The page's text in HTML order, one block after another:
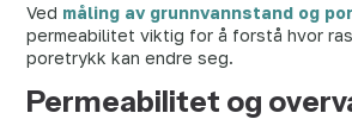
Ved måling av grunnvannstand og
permeabilitet viktig for å forstå hvor
poretrykk kan endre seg.
Permeabilitet og